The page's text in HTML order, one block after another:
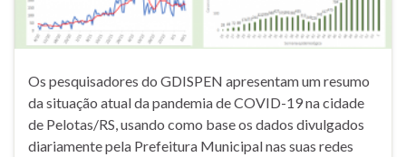
Os pesquisadores do GDISPEN apresentam um resumo
da situação atual da pandemia de COVID-19 na cidade
de Pelotas/RS, usando como base os dados divulgados
diariamente pela Prefeitura Municipal nas suas redes